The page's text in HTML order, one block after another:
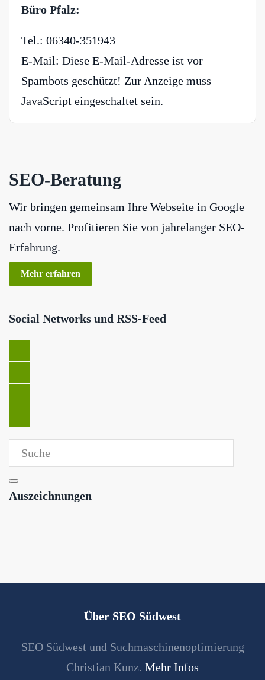
Büro Pfalz:
Tel.: 06340-351943
E-Mail: Diese E-Mail-Adresse ist vor
Spambots geschützt! Zur Anzeige muss
JavaScript eingeschaltet sein.
SEO-Beratung
Wir bringen gemeinsam Ihre Webseite in Google
nach vorne. Profitieren Sie von jahrelanger SEO-
Erfahrung.
Mehr erfahren
Social Networks und RSS-Feed
Auszeichnungen
Über SEO Südwest
SEO Südwest und Suchmaschinenoptimierung
Christian Kunz. Mehr Infos